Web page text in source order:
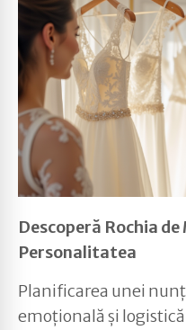
Descoperă Rochia
Personalitatea
Planificarea unei
emoțională și